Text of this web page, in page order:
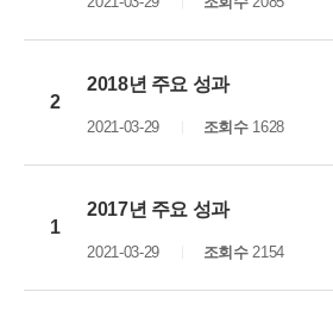
2
2018년 주요 성과
2021-03-29 조회수1628
1
2017년 주요 성과
2021-03-29 조회수2154